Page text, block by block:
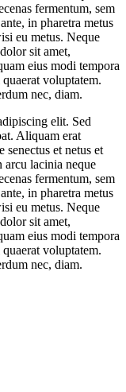
fermentum, sem
in pharetra metus
eu metus. Neque
sit amet,
eius modi tempora
voluptatem.
nec, diam.
elit. Sed
Aliquam erat
et netus et
arcu lacinia neque
fermentum, sem
in pharetra metus
eu metus. Neque
sit amet,
eius modi tempora
voluptatem.
nec, diam.